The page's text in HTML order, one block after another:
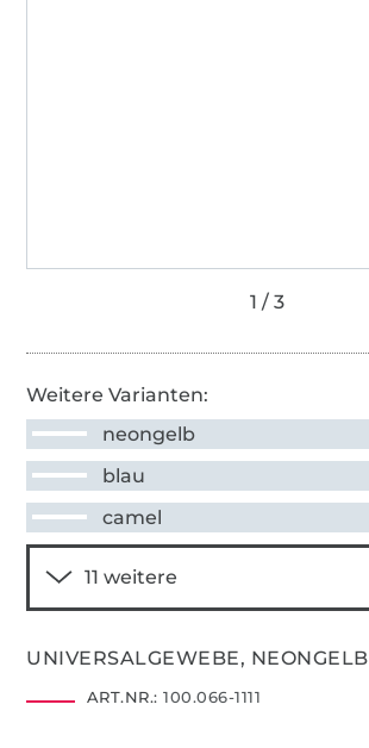
Weitere Varianten:
neongelb
blau
camel
UNIVERSALGEWEBE, NEONGELB
ART.NR.: 100.066-1111